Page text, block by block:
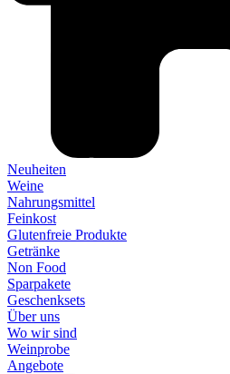
Neuheiten
Weine
Nahrungsmittel
Feinkost
Glutenfreie Produkte
Getränke
Non Food
Sparpakete
Geschenksets
Über uns
Wo wir sind
Weinprobe
Angebote